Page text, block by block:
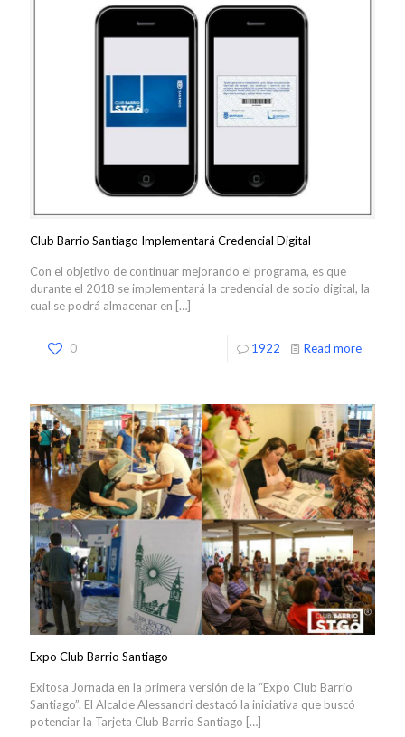
Club Barrio Santiago Implementará Credencial Digital
Con el objetivo de continuar mejorando el programa, es que
durante el 2018 se implementará la credencial de socio digital, la
cual se podrá almacenar en […]
0 1922 Read more
Expo Club Barrio Santiago
Exitosa Jornada en la primera versión de la “Expo Club Barrio
Santiago”. El Alcalde Alessandri destacó la iniciativa que buscó
potenciar la Tarjeta Club Barrio Santiago […]